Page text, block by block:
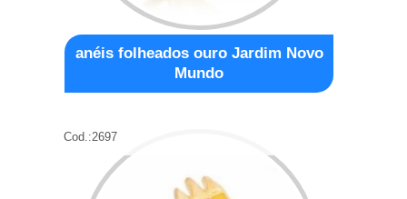
anéis folheados ouro Jardim Novo
Mundo
Cod.:2697